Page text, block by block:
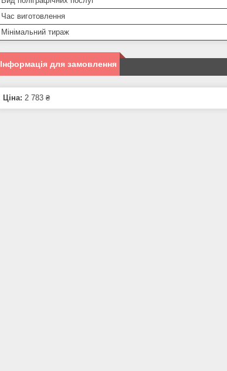
Час виготовлення
Мінімальний тираж
Інформація для замовлення
Ціна: 2 783 ₴